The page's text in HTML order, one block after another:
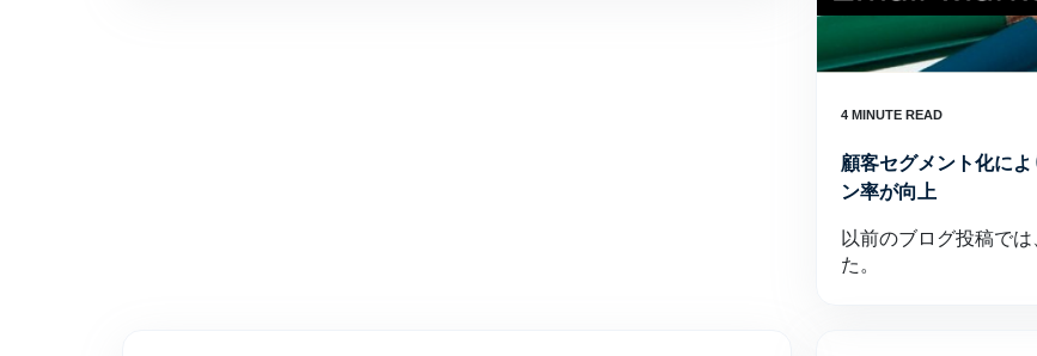
顧客セグメント化に
ン率が向上
以前のブログ投稿で
た。